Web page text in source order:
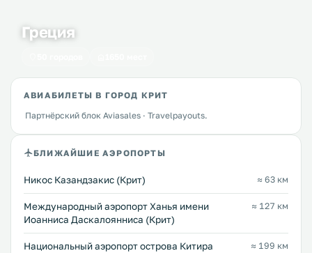
Греция
АВИАБИЛЕТЫ В ГОРОД КРИТ
Партнёрский блок Aviasales · Travelpayouts.
БЛИЖАЙШИЕ АЭРОПОРТЫ
Никос Казандзакис (Крит) ≈ 63 км
Международный аэропорт Ханья имени
Иоанниса Даскалоянниса (Крит)
≈ 127 км
Национальный аэропорт острова Китира
≈ 199 км